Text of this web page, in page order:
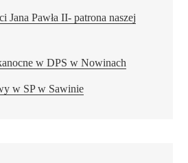
Jana Pawła II- patrona naszej
w DPS w Nowinach
w SP w Sawinie